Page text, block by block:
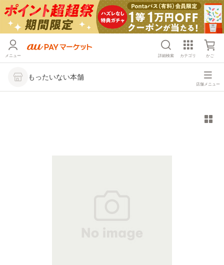
メニュー 詳細検索 カテゴリ かご
もったいない本舗
店舗メニュー